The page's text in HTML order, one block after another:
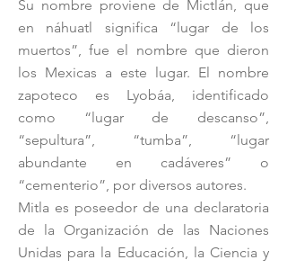
Su nombre proviene de Mictlán, que
en náhuatl significa “lugar de los
muertos”, fue el nombre que dieron
los Mexicas a este lugar. El nombre
zapoteco es Lyobáa, identificado
como “lugar de descanso”,
“sepultura”, “tumba”, “lugar
abundante en cadáveres” o
“cementerio”, por diversos autores.
Mitla es poseedor de una declaratoria
de la Organización de las Naciones
Unidas para la Educación, la Ciencia y